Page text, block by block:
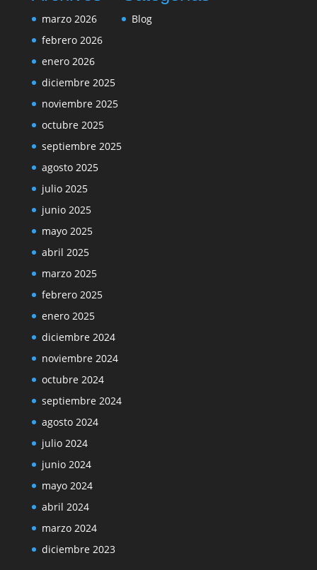
marzo 2026
febrero 2026
enero 2026
diciembre 2025
noviembre 2025
octubre 2025
septiembre 2025
agosto 2025
julio 2025
junio 2025
mayo 2025
abril 2025
marzo 2025
febrero 2025
enero 2025
diciembre 2024
noviembre 2024
octubre 2024
septiembre 2024
agosto 2024
julio 2024
junio 2024
mayo 2024
abril 2024
marzo 2024
diciembre 2023
Blog